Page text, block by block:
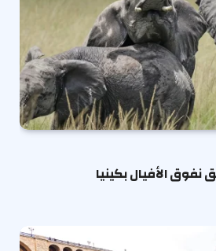
الأفيال بكينيا